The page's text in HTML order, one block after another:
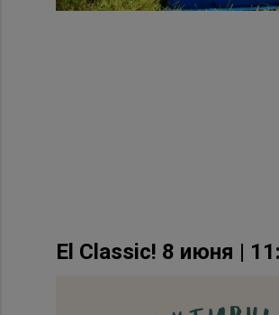
El Classic! 8 июня |